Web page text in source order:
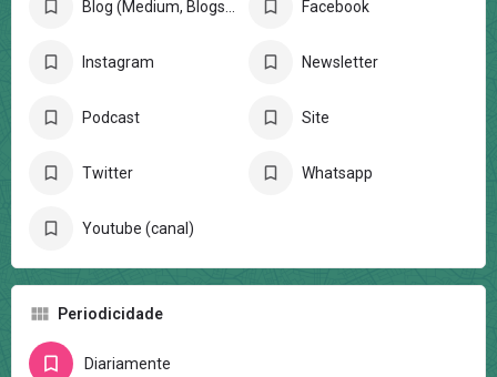
Blog (Medium, Blogspot, Wordpress) Facebook
Instagram Newsletter
Podcast Site
Twitter Whatsapp
Youtube (canal)
Periodicidade
Diariamente